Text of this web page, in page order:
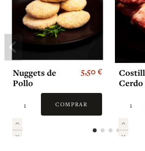
Nuggets de
Pollo
5,50 €
COMPRAR
Cerdo